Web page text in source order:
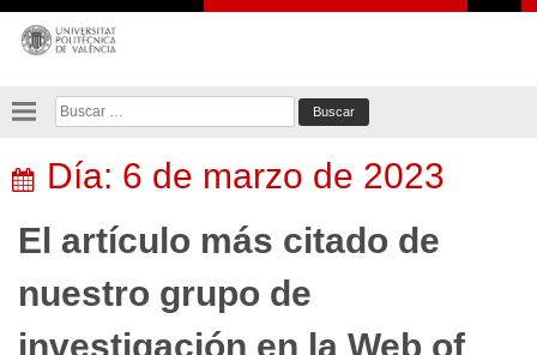
Saltar
contenido
Buscar:
Día: 6 de marzo de 2023
El artículo más citado de
nuestro grupo de
investigación en la Web of